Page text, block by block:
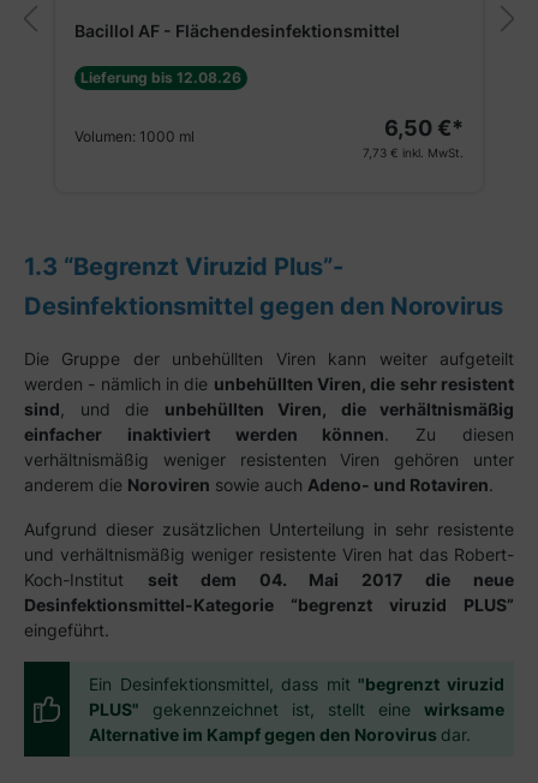
Bacillol AF - Flächendesinfektionsmittel
Lieferung bis 12.08.26
Volumen: 1000 ml 6,50 €*
7,73 € inkl. MwSt.
1.3 “Begrenzt Viruzid Plus”-
Desinfektionsmittel gegen den Norovirus
Die Gruppe der unbehüllten Viren kann weiter aufgeteilt
werden - nämlich in die unbehüllten Viren, die sehr resistent
sind , und die unbehüllten Viren, die verhältnismäßig
einfacher inaktiviert werden können. Zu diesen
verhältnismäßig weniger resistenten Viren gehören unter
anderem die Noroviren sowie auch Adeno- und Rotaviren.
Aufgrund dieser zusätzlichen Unterteilung in sehr resistente
und verhältnismäßig weniger resistente Viren hat das Robert-
Koch-Institut seit dem 04. Mai 2017 die neue
Desinfektionsmittel-Kategorie “begrenzt viruzid PLUS”
eingeführt.
Ein Desinfektionsmittel, dass mit "begrenzt viruzid
PLUS" gekennzeichnet ist, stellt eine wirksame
Alternative im Kampf gegen den Norovirus dar.